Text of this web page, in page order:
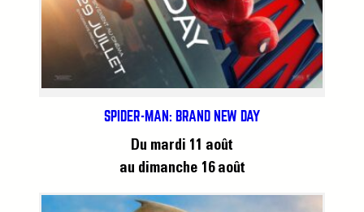
SPIDER-MAN: BRAND NEW DAY
Du mardi 11 août
au dimanche 16 août